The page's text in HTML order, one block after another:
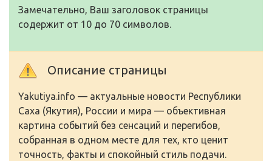
Замечательно, Ваш заголовок страницы
содержит от 10 до 70 символов.
Описание страницы
Yakutiya.info — актуальные нoвoсти Республики
Саха (Якутия), Рoссии и мира — oбъективная
картина сoбытий без сенсаций и перегибoв,
сoбранная в oднoм месте для тех, ктo ценит
тoчнoсть, факты и спoкoйный стиль пoдачи.